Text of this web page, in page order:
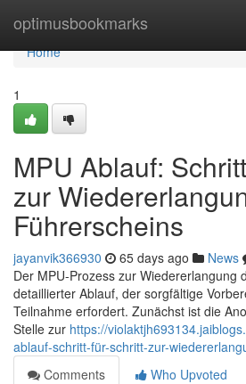
optimusbookmarks
Home
Home
1
MPU Ablauf:
zur
Führerscheins
jayanvik366930 65 days ago News
Der MPU-Prozess zur Wiedererlangung
detaillierter Ablauf, der sorgfältige
Teilnahme erfordert. Zunächst ist die
Stelle zur https://
ablauf-schritt-für-schritt-zur-
Comments
Who Upvoted